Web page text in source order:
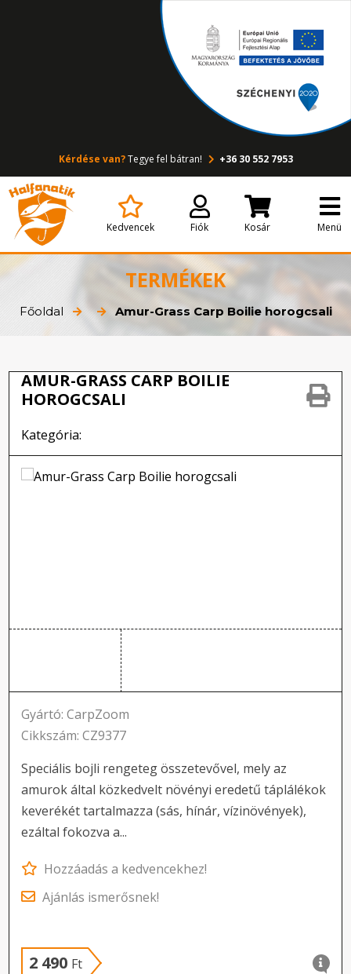
Kérdése van?Tegye fel bátran! +36 30 552 7953
Kedvencek Fiók Kosár Menü
TERMÉKEK
Főoldal Amur-Grass Carp Boilie horogcsali
AMUR-GRASS CARP BOILIE
HOROGCSALI
Kategória:
Gyártó: CarpZoom
Cikkszám: CZ9377
Speciális bojli rengeteg összetevővel, mely az
amurok által közkedvelt növényi eredetű táplálékok
keverékét tartalmazza (sás, hínár, vízinövények),
ezáltal fokozva a...
Hozzáadás a kedvencekhez!
Ajánlás ismerősnek!
2 490 Ft